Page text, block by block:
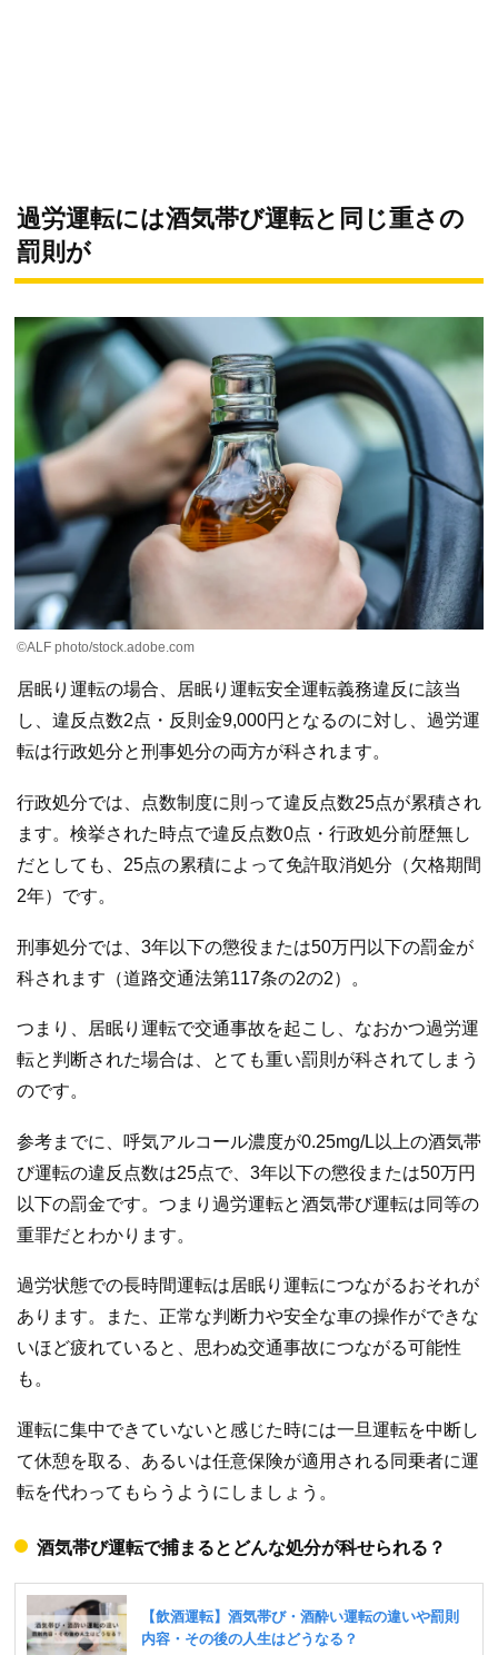
過労運転には酒気帯び運転と同じ重さの
罰則が
©ALF photo/stock.adobe.com
居眠り運転の場合、居眠り運転安全運転義務違反に該当
し、違反点数2点・反則金9,000円となるのに対し、過労運
転は行政処分と刑事処分の両方が科されます。
行政処分では、点数制度に則って違反点数25点が累積され
ます。検挙された時点で違反点数0点・行政処分前歴無し
だとしても、25点の累積によって免許取消処分（欠格期間
2年）です。
刑事処分では、3年以下の懲役または50万円以下の罰金が
科されます（道路交通法第117条の2の2）。
つまり、居眠り運転で交通事故を起こし、なおかつ過労運
転と判断された場合は、とても重い罰則が科されてしまう
のです。
参考までに、呼気アルコール濃度が0.25mg/L以上の酒気帯
び運転の違反点数は25点で、3年以下の懲役または50万円
以下の罰金です。つまり過労運転と酒気帯び運転は同等の
重罪だとわかります。
過労状態での長時間運転は居眠り運転につながるおそれが
あります。また、正常な判断力や安全な車の操作ができな
いほど疲れていると、思わぬ交通事故につながる可能性
も。
運転に集中できていないと感じた時には一旦運転を中断し
て休憩を取る、あるいは任意保険が適用される同乗者に運
転を代わってもらうようにしましょう。
酒気帯び運転で捕まるとどんな処分が科せられる？